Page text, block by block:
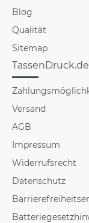
Blog
Qualität
Sitemap
TassenDruck.de
Versand
AGB
Impressum
Widerrufsrecht
Datenschutz